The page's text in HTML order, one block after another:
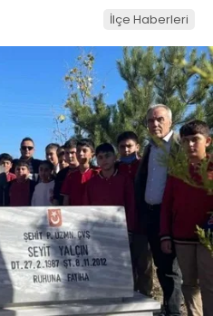
İlçe Haberleri